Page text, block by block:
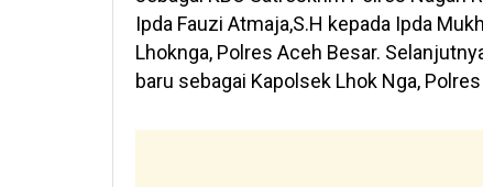
Ipda Fauzi Atmaja,S.H kepada Ipda
Lhoknga, Polres Aceh Besar.
baru sebagai Kapolsek Lhok Nga,